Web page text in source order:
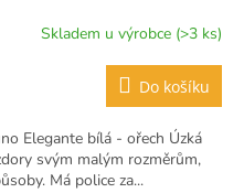
Skladem u výrobce (>3 ks)
Do košíku
Elegante bílá - ořech Úzká
svým malým rozměrům,
Má police za...